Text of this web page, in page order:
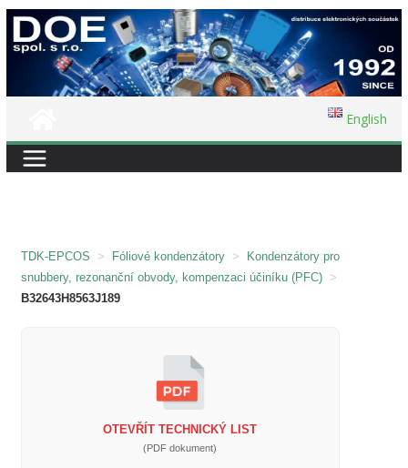
Přeskočit
na
English
TDK-EPCOS > Fóliové kondenzátory >
Kondenzátory pro
snubbery, rezonanční obvody, kompenzaci účiníku (PFC) >
B32643H8563J189
OTEVŘÍT TECHNICKÝ LIST
(PDF dokument)